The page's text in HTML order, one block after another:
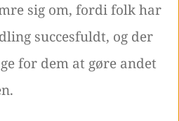
sig om, fordi folk har
succesfuldt, og der
for dem at gøre andet